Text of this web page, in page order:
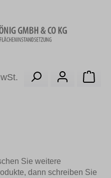
Sie weitere
dann schreiben Sie